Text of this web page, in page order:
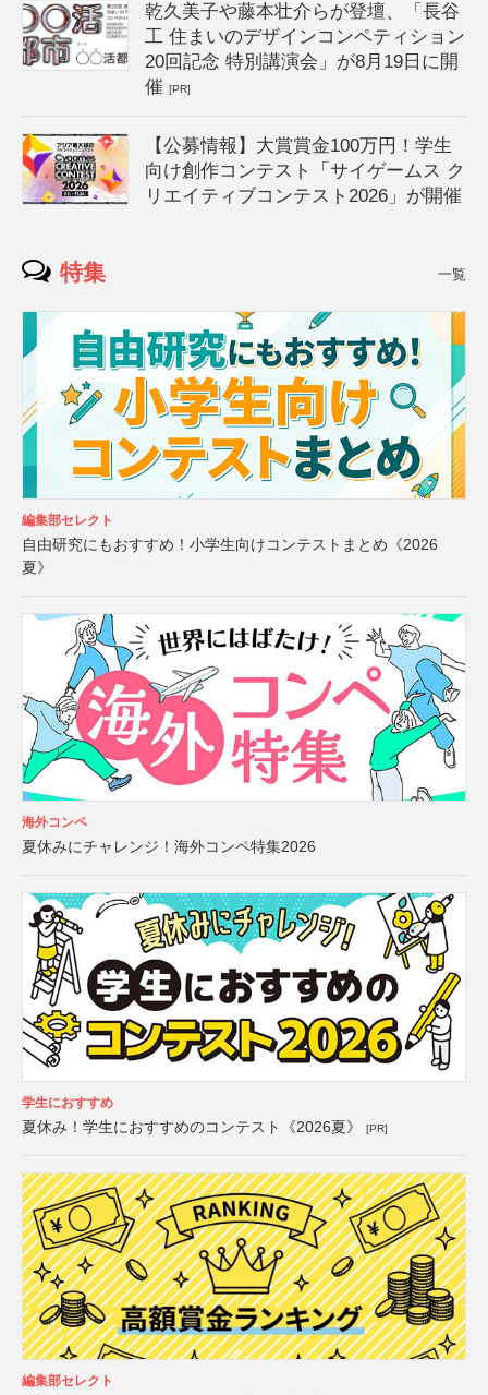
乾久美子や藤本壮介らが登壇、「長谷
工 住まいのデザインコンペティション
20回記念 特別講演会」が8月19日に開
催[PR]
【公募情報】大賞賞金100万円！学生
向け創作コンテスト「サイゲームス ク
リエイティブコンテスト2026」が開催
特集 一覧
編集部セレクト
自由研究にもおすすめ！小学生向けコンテストまとめ《2026
夏》
海外コンペ
夏休みにチャレンジ！海外コンペ特集2026
学生におすすめ
夏休み！学生におすすめのコンテスト《2026夏》 [PR]
編集部セレクト